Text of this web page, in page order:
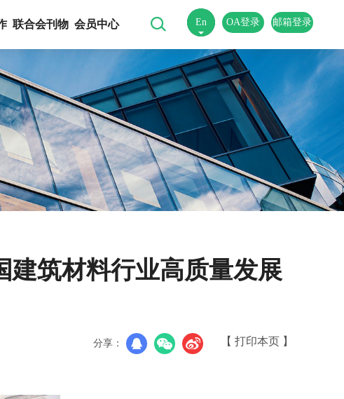
联合会刊物 会员中心 邮箱登录
OA登录
En
中
建筑材料行业高质量发展
【 打印本页 】
分享：